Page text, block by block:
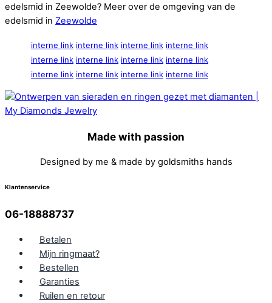
edelsmid in Zeewolde? Meer over de omgeving van de
edelsmid in Zeewolde
interne link interne link interne link interne link
interne link interne link interne link interne link
interne link interne link interne link interne link
Made with passion
Designed by me & made by goldsmiths hands
Klantenservice
06-18888737
Betalen
Mijn ringmaat?
Bestellen
Garanties
Ruilen en retour